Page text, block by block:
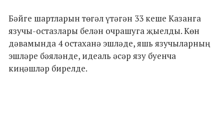
Бәйге шартларын төгәл үтәгән 33 кеше Казанга
язучы-остазлары белән очрашуга җыелды. Көн
дәвамында 4 остаханә эшләде, яшь язучыларның
эшләре бәяләнде, идеаль әсәр язу буенча
киңәшләр бирелде.